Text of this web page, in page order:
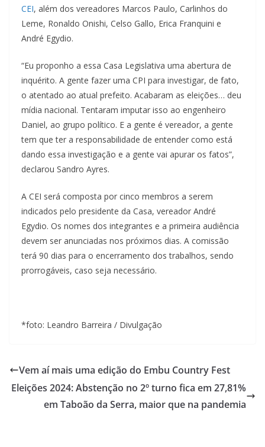
CEI, além dos vereadores Marcos Paulo, Carlinhos do
Leme, Ronaldo Onishi, Celso Gallo, Erica Franquini e
André Egydio.
“Eu proponho a essa Casa Legislativa uma abertura de
inquérito. A gente fazer uma CPI para investigar, de fato,
o atentado ao atual prefeito. Acabaram as eleições… deu
mídia nacional. Tentaram imputar isso ao engenheiro
Daniel, ao grupo político. E a gente é vereador, a gente
tem que ter a responsabilidade de entender como está
dando essa investigação e a gente vai apurar os fatos”,
declarou Sandro Ayres.
A CEI será composta por cinco membros a serem
indicados pelo presidente da Casa, vereador André
Egydio. Os nomes dos integrantes e a primeira audiência
devem ser anunciadas nos próximos dias. A comissão
terá 90 dias para o encerramento dos trabalhos, sendo
prorrogáveis, caso seja necessário.
*foto: Leandro Barreira / Divulgação
Vem aí mais uma edição do Embu Country Fest
Eleições 2024: Abstenção no 2º turno fica em 27,81%
em Taboão da Serra, maior que na pandemia